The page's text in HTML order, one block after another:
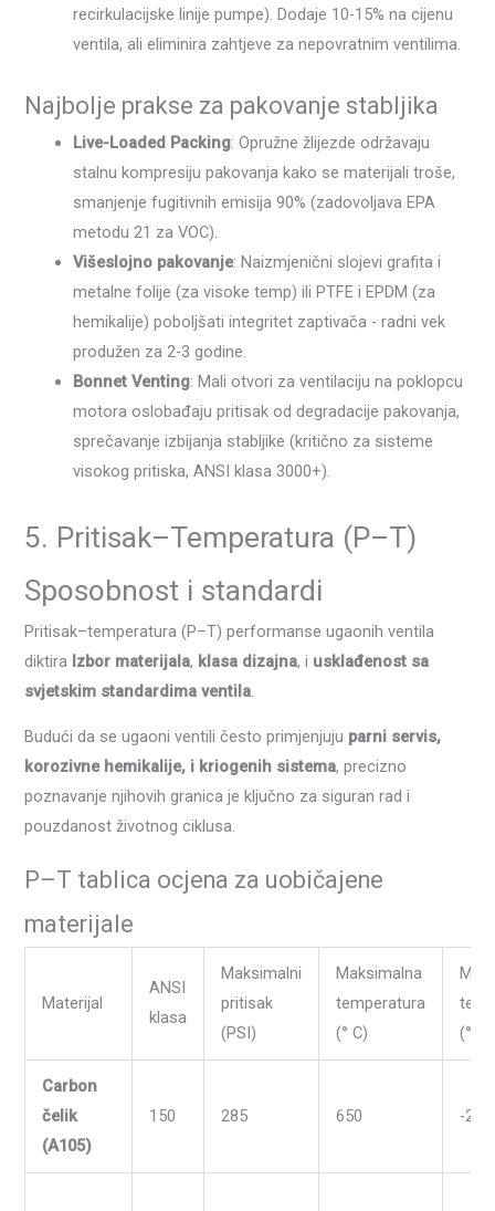
recirkulacijske linije pumpe). Dodaje 10-15% na cijenu
ventila, ali eliminira zahtjeve za nepovratnim ventilima.
Najbolje prakse za pakovanje stabljika
Live-Loaded Packing: Opružne žlijezde održavaju
stalnu kompresiju pakovanja kako se materijali troše,
smanjenje fugitivnih emisija 90% (zadovoljava EPA
metodu 21 za VOC).
Višeslojno pakovanje: Naizmjenični slojevi grafita i
metalne folije (za visoke temp) ili PTFE i EPDM (za
hemikalije) poboljšati integritet zaptivača - radni vek
produžen za 2-3 godine.
Bonnet Venting: Mali otvori za ventilaciju na poklopcu
motora oslobađaju pritisak od degradacije pakovanja,
sprečavanje izbijanja stabljike (kritično za sisteme
visokog pritiska, ANSI klasa 3000+).
5. Pritisak–Temperatura (P–T)
Sposobnost i standardi
Pritisak–temperatura (P–T) performanse ugaonih ventila
diktira Izbor materijala, klasa dizajna, i usklađenost sa
svjetskim standardima ventila.
Budući da se ugaoni ventili često primjenjuju parni servis,
korozivne hemikalije, i kriogenih sistema, precizno
poznavanje njihovih granica je ključno za siguran rad i
pouzdanost životnog ciklusa.
P–T tablica ocjena za uobičajene
materijale
Materijal
ANSI
klasa
Maksimalni
pritisak
(PSI)
Maksimalna
temperatura
(° C)
Min
(° C)
Carbon
čelik
(A105)
150 285 650 -29